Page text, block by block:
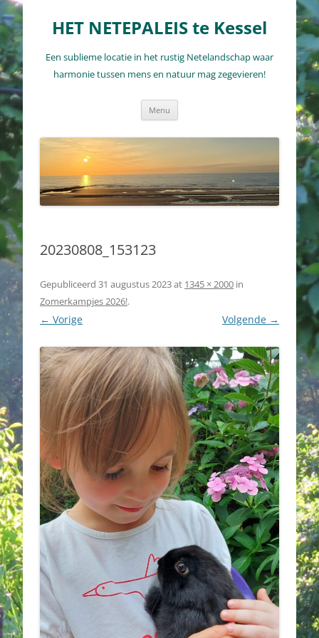
inhoud
HET NETEPALEIS te Kessel
Een sublieme locatie in het rustig Netelandschap waar
harmonie tussen mens en natuur mag zegevieren!
Menu
20230808_153123
Gepubliceerd 31 augustus 2023at 1345 × 2000 in
Zomerkampjes 2026!.
← Vorige Volgende →